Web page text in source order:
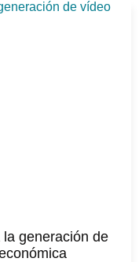
generación de